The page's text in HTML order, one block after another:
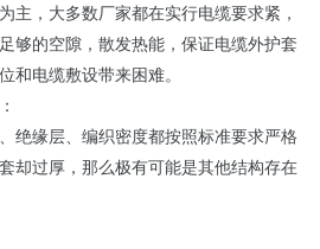
主，大多数厂家都在实行电缆要求紧，
够的空隙，散发热能，保证电缆外护套
和电缆敷设带来困难。
绝缘层、编织密度都按照标准要求严格
却过厚，那么极有可能是其他结构存在